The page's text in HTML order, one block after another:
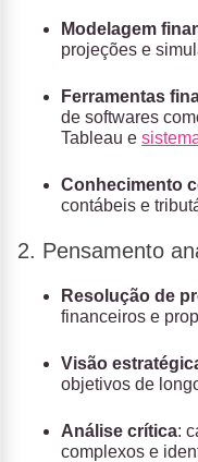
Modelagem
projeções e
Ferramentas
de softwares
Tableau e
Conhecimento
contábeis e
2. Pensamento
Resolução de
financeiros e
Visão
objetivos de
Análise crítica:
complexos e